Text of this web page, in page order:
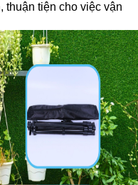
thuận tiện cho việc vận